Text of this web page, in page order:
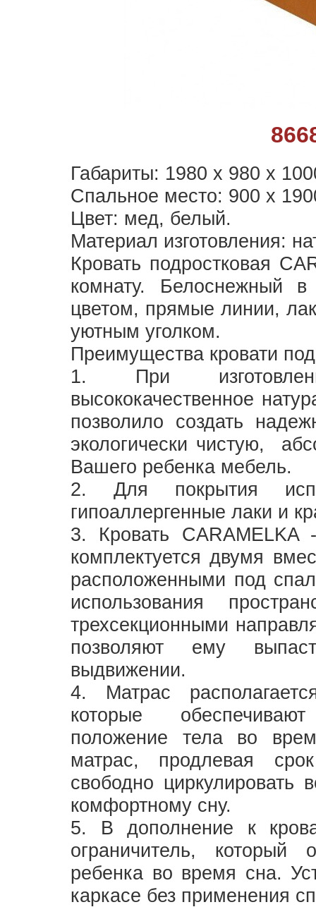
Габариты: 1980 х 980 х
Спальное место: 900 х
Цвет: мед, белый.
Материал изготовления:
Кровать подростковая
комнату. Белоснежный
цветом, прямые линии,
уютным уголком.
Преимущества кровати
1. При
высококачественное
позволило создать
экологически чистую,
Вашего ребенка мебель.
2. Для покрытия
гипоаллергенные лаки и
3. Кровать CARAMELKA
комплектуется двумя
расположенными под
использования
трехсекционными
позволяют ему
выдвижении.
4. Матрас
которые
положение тела во
матрас, продлевая
свободно циркулировать
комфортному сну.
5. В дополнение к
ограничитель, который
ребенка во время сна.
каркасе без применения